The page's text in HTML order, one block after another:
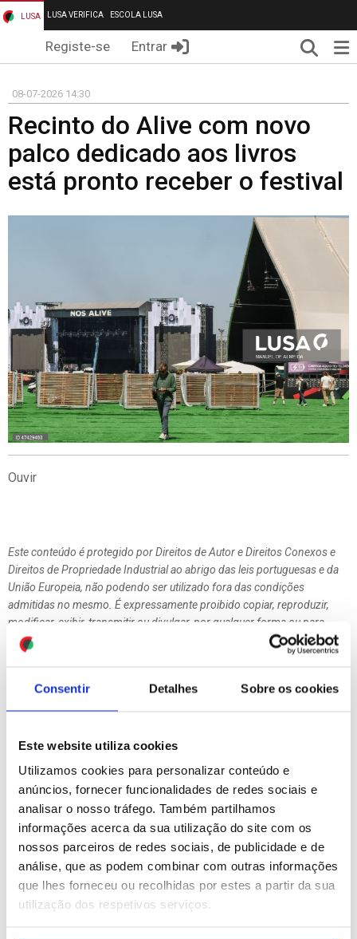
Consentir Detalhes Sobre os cookies
Este website utiliza cookies
Utilizamos cookies para personalizar conteúdo e
anúncios, fornecer funcionalidades de redes sociais e
analisar o nosso tráfego. Também partilhamos
informações acerca da sua utilização do site com os
nossos parceiros de redes sociais, de publicidade e de
análise, que as podem combinar com outras informações
que lhes forneceu ou recolhidas por estes a partir da sua
utilização dos respetivos serviços.
LUSA LUSA VERIFICA ESCOLA LUSA
Registe-se Entrar
08-07-2026 14:30
Recinto do Alive com novo
palco dedicado aos livros
está pronto receber o festival
Ouvir
Este conteúdo é protegido por Direitos de Autor e Direitos Conexos e
Direitos de Propriedade Industrial ao abrigo das leis portuguesas e da
União Europeia, não podendo ser utilizado fora das condições
admitidas no mesmo. É expressamente proibido copiar, reproduzir,
modificar, exibir, transmitir ou divulgar, por qualquer forma ou para
qualquer fim os conteúdos deste site, sem prévia e devida autorização
MAISLIDAS
e esperam mais de 400 mil visitantes
2
Embaixador de Israel pede cancelamento do concerto
de Kanye West no Algarve
3
Calema e Diogo Piçarra são cabeças de cartaz na
Feira do Ano de Montemor-o-Velho
4
Boom Festival estreia em setembro o “Dia da